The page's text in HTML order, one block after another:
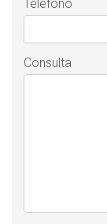
Teléfono
Consulta